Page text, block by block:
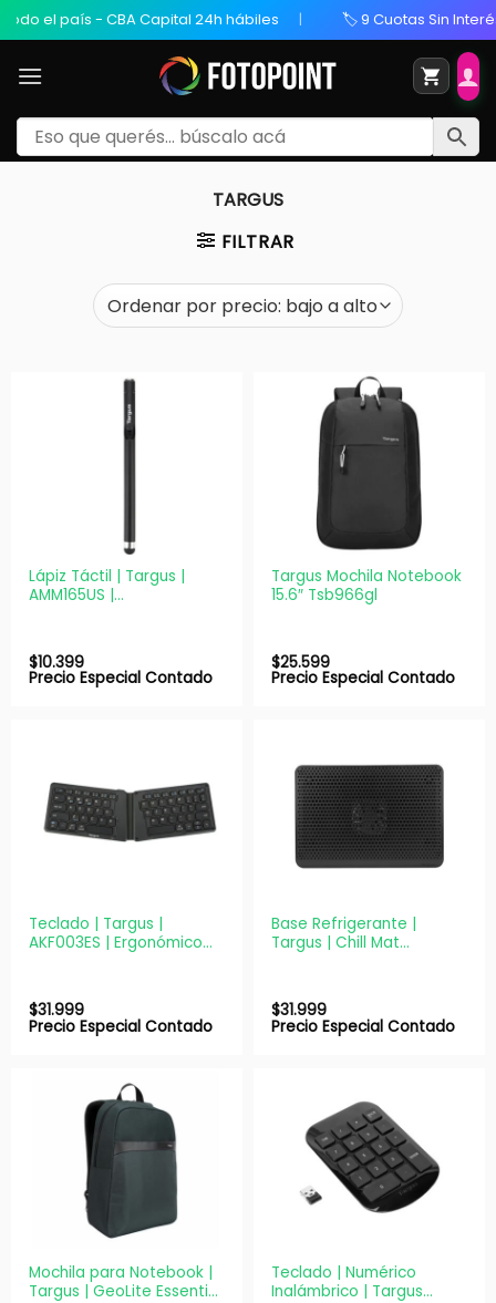
el país - CBA Capital 24h hábiles 🏷️ 9 Cuotas Sin Interés /
TARGUS
FILTRAR
Lápiz Táctil | Targus |
AMM165US |
$10.399
Precio Especial Contado
Targus Mochila Notebook
15.6″ Tsb966gl
$25.599
Precio Especial Contado
Teclado | Targus |
AKF003ES | Ergonómico
$31.999
Precio Especial Contado
Base Refrigerante |
Targus | Chill Mat
$31.999
Precio Especial Contado
Mochila para Notebook |
Targus | GeoLite Essential
Teclado | Numérico
Inalámbrico | Targus